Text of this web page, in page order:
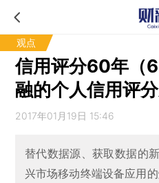
观点
信用评分60年（
融的个人信用评
2017年01月19日 15:46
替代数据源、获取数据的
兴市场移动终端设备应用